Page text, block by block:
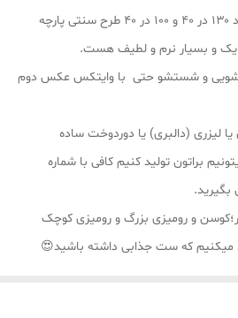
رانر مخمل ایران خاتون در ابعاد ۱۳۰ در ۴۰ و ۱۰۰ در ۴۰ طرح سنتی پارچه
یک و بسیار نرم و لطیف هست.
و شستشو حتی با وایتکس عکس دوم
لیزری (دالبری) یا دوردوخت ساده
براتون تولید کنیم کافی با شماره
و رومیزی بزرگ و رومیزی کوچک
که ست جذابی داشته باشید😍